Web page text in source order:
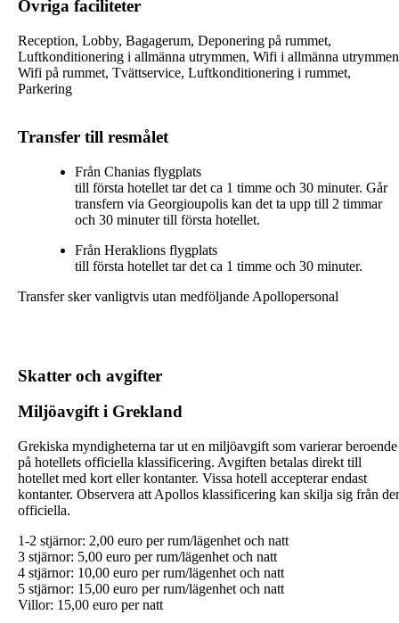
Övriga faciliteter
Reception, Lobby, Bagagerum, Deponering på rummet,
Luftkonditionering i allmänna utrymmen, Wifi i allmänna
Wifi på rummet, Tvättservice, Luftkonditionering i rummet,
Parkering
Transfer till resmålet
Från Chanias flygplats
till första hotellet tar det ca 1 timme och 30 minuter. Går
transfern via Georgioupolis kan det ta upp till 2 timmar
och 30 minuter till första hotellet.
Från Heraklions flygplats
till första hotellet tar det ca 1 timme och 30 minuter.
Transfer sker vanligtvis utan medföljande Apollopersonal
Skatter och avgifter
Miljöavgift i Grekland
Grekiska myndigheterna tar ut en miljöavgift som varierar beroende
på hotellets officiella klassificering. Avgiften betalas direkt till
hotellet med kort eller kontanter. Vissa hotell accepterar endast
kontanter. Observera att Apollos klassificering kan skilja sig från
officiella.
1-2 stjärnor: 2,00 euro per rum/lägenhet och natt
3 stjärnor: 5,00 euro per rum/lägenhet och natt
4 stjärnor: 10,00 euro per rum/lägenhet och natt
5 stjärnor: 15,00 euro per rum/lägenhet och natt
Villor: 15,00 euro per natt